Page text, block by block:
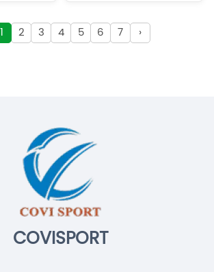
Chính Hãng
Balo Cầu Lông Yonex BA52512
(White/Blue) Chính Hãng
1.690.000đ
1 2 3 4 5 6 7 ›
COVISPORT